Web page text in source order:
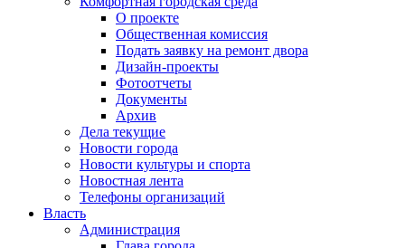
О проекте
Общественная комиссия
Подать заявку на ремонт двора
Дизайн-проекты
Фотоотчеты
Документы
Архив
Дела текущие
Новости города
Новости культуры и спорта
Новостная лента
Телефоны организаций
Власть
Администрация